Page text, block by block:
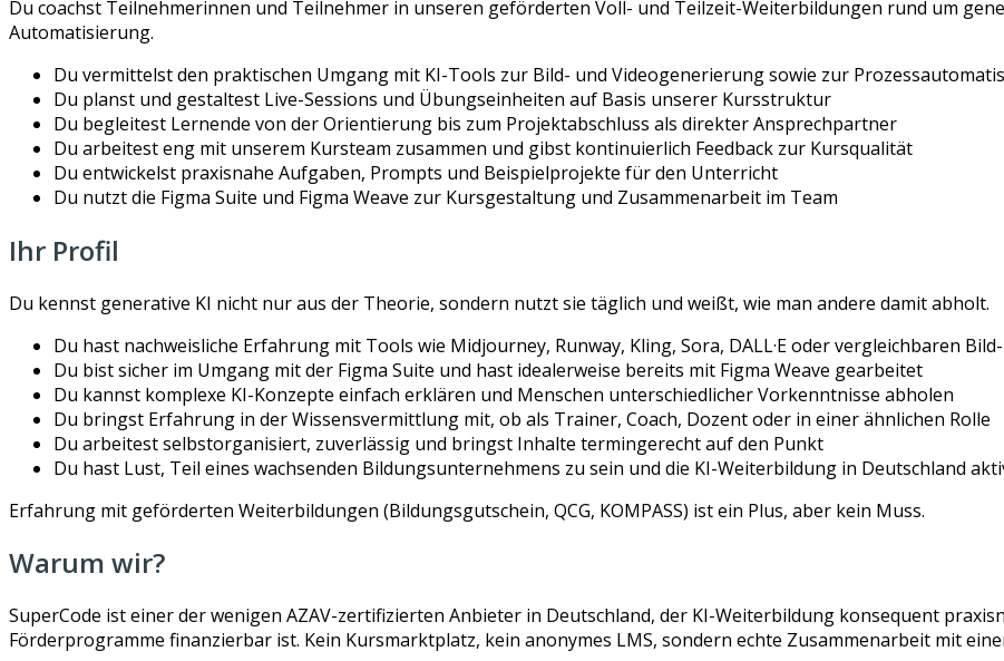
Du coachst Teilnehmerinnen und Teilnehmer in unseren geförderten Voll- und Teilzeit-Weiterbildungen rund um
Automatisierung.
Du vermittelst den praktischen Umgang mit KI-Tools zur Bild- und Videogenerierung sowie zur
Du planst und gestaltest Live-Sessions und Übungseinheiten auf Basis unserer Kursstruktur
Du begleitest Lernende von der Orientierung bis zum Projektabschluss als direkter Ansprechpartner
Du arbeitest eng mit unserem Kursteam zusammen und gibst kontinuierlich Feedback zur Kursqualität
Du entwickelst praxisnahe Aufgaben, Prompts und Beispielprojekte für den Unterricht
Du nutzt die Figma Suite und Figma Weave zur Kursgestaltung und Zusammenarbeit im Team
Ihr Profil
Du kennst generative KI nicht nur aus der Theorie, sondern nutzt sie täglich und weißt, wie man andere damit abholt.
Du hast nachweisliche Erfahrung mit Tools wie Midjourney, Runway, Kling, Sora, DALL·E oder vergleichbaren
Du bist sicher im Umgang mit der Figma Suite und hast idealerweise bereits mit Figma Weave gearbeitet
Du kannst komplexe KI-Konzepte einfach erklären und Menschen unterschiedlicher Vorkenntnisse abholen
Du bringst Erfahrung in der Wissensvermittlung mit, ob als Trainer, Coach, Dozent oder in einer ähnlichen Rolle
Du arbeitest selbstorganisiert, zuverlässig und bringst Inhalte termingerecht auf den Punkt
Du hast Lust, Teil eines wachsenden Bildungsunternehmens zu sein und die KI-Weiterbildung in Deutschland
Erfahrung mit geförderten Weiterbildungen (Bildungsgutschein, QCG, KOMPASS) ist ein Plus, aber kein Muss.
Warum wir?
SuperCode ist einer der wenigen AZAV-zertifizierten Anbieter in Deutschland, der KI-Weiterbildung konsequent
Förderprogramme finanzierbar ist. Kein Kursmarktplatz, kein anonymes LMS, sondern echte Zusammenarbeit mit